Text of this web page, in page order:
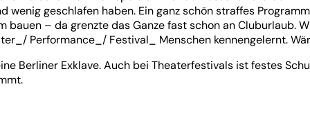
wenig geschlafen haben. Ein ganz schön straffes
bauen – da grenzte das Ganze fast schon an Cluburlaub.
Performance_/ Festival_ Menschen kennengelernt.
Berliner Exklave. Auch bei Theaterfestivals ist festes